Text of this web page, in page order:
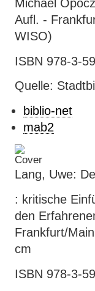
Michael
Aufl. -
WISO)
ISBN 978-3-
Quelle:
biblio-net
mab2
Lang, Uwe:
: kritische
den
Frankfurt/
cm
ISBN 978-3-